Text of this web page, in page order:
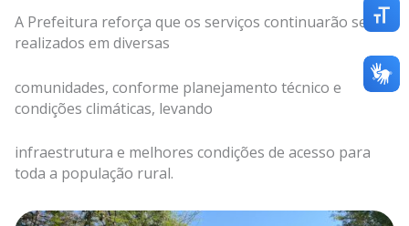
A Prefeitura reforça que os serviços continuarão sendo
realizados em diversas
comunidades, conforme planejamento técnico e
condições climáticas, levando
infraestrutura e melhores condições de acesso para
toda a população rural.